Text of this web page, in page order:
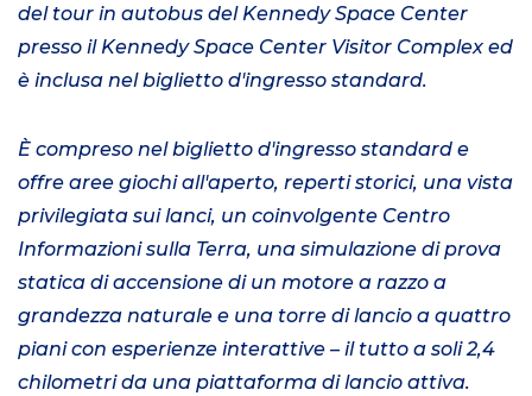
del tour in autobus del Kennedy Space Center
presso il Kennedy Space Center Visitor Complex ed
è inclusa nel biglietto d'ingresso standard.
È compreso nel biglietto d'ingresso standard e
offre aree giochi all'aperto, reperti storici, una vista
privilegiata sui lanci, un coinvolgente Centro
Informazioni sulla Terra, una simulazione di prova
statica di accensione di un motore a razzo a
grandezza naturale e una torre di lancio a quattro
piani con esperienze interattive – il tutto a soli 2,4
chilometri da una piattaforma di lancio attiva.